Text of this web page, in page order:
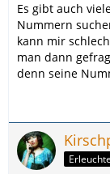
Es gibt auch
Nummern
kann mir
man dann
denn seine